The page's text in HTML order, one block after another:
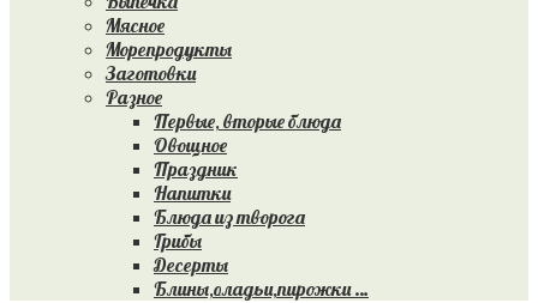
Мясное
Морепродукты
Заготовки
Разное
Первые, вторые блюда
Овощное
Праздник
Напитки
Блюда из творога
Грибы
Десерты
Блины,оладьи,пирожки …